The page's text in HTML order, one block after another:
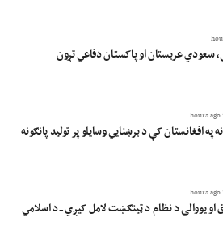
سعودي عربستان او پاکستان دفاعي تړون
په افغانستان کې د برښنايي وسایلو پر تولید پانګونه
او یووالی د نظام د ټینګښت لامل کیږي ــ د اسلامي